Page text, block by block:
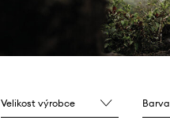
Velikost výrobce Barva